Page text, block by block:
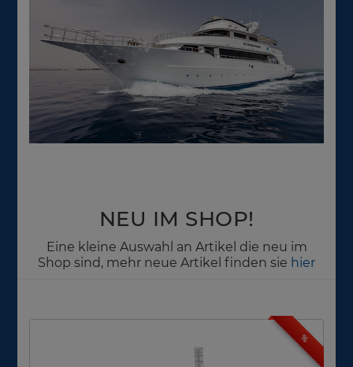
NEU IM SHOP!
Eine kleine Auswahl an Artikel die neu im
Shop sind, mehr neue Artikel finden sie hier
%